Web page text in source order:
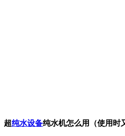
超纯水设备纯水机怎么用（使用时